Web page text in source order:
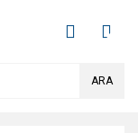
ARA